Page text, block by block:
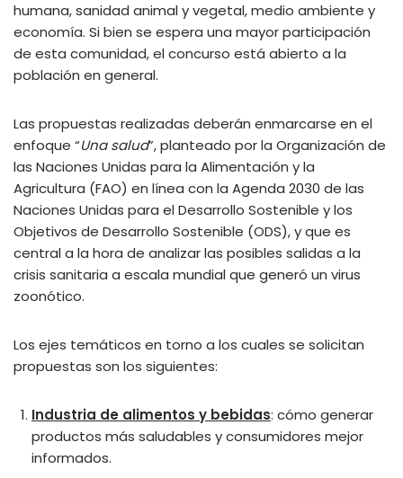
humana, sanidad animal y vegetal, medio ambiente y
economía. Si bien se espera una mayor participación
de esta comunidad, el concurso está abierto a la
población en general.
Las propuestas realizadas deberán enmarcarse en el
enfoque “Una salud”, planteado por la Organización de
las Naciones Unidas para la Alimentación y la
Agricultura (FAO) en línea con la Agenda 2030 de las
Naciones Unidas para el Desarrollo Sostenible y los
Objetivos de Desarrollo Sostenible (ODS), y que es
central a la hora de analizar las posibles salidas a la
crisis sanitaria a escala mundial que generó un virus
zoonótico.
Los ejes temáticos en torno a los cuales se solicitan
propuestas son los siguientes:
Industria de alimentos y bebidas: cómo generar
productos más saludables y consumidores mejor
informados.